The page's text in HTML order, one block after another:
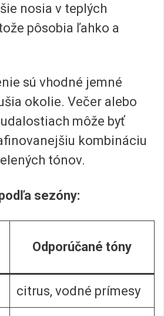
nosia v teplých
pôsobia ľahko a
sú vhodné jemné
okolie. Večer alebo
môže byť
kombináciu
tónov.
sezóny:
Odporúčané tóny
citrus, vodné prímesy